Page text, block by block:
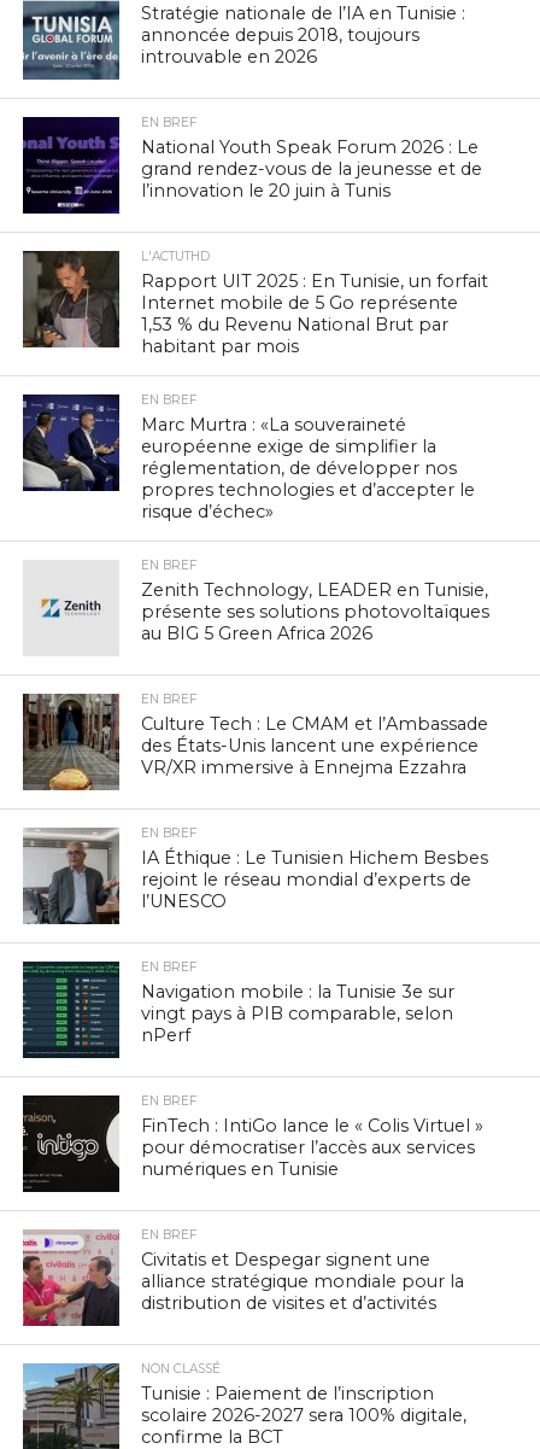
Stratégie nationale de l’IA en Tunisie :
annoncée depuis 2018, toujours
introuvable en 2026
EN BREF
National Youth Speak Forum 2026 : Le
grand rendez-vous de la jeunesse et de
l’innovation le 20 juin à Tunis
L'ACTUTHD
Rapport UIT 2025 : En Tunisie, un forfait
Internet mobile de 5 Go représente
1,53 % du Revenu National Brut par
habitant par mois
EN BREF
Marc Murtra : «La souveraineté
européenne exige de simplifier la
réglementation, de développer nos
propres technologies et d’accepter le
risque d’échec»
EN BREF
Zenith Technology, LEADER en Tunisie,
présente ses solutions photovoltaïques
au BIG 5 Green Africa 2026
EN BREF
Culture Tech : Le CMAM et l’Ambassade
des États-Unis lancent une expérience
VR/XR immersive à Ennejma Ezzahra
EN BREF
IA Éthique : Le Tunisien Hichem Besbes
rejoint le réseau mondial d’experts de
l’UNESCO
EN BREF
Navigation mobile : la Tunisie 3e sur
vingt pays à PIB comparable, selon
nPerf
EN BREF
FinTech : IntiGo lance le « Colis Virtuel »
pour démocratiser l’accès aux services
numériques en Tunisie
EN BREF
Civitatis et Despegar signent une
alliance stratégique mondiale pour la
distribution de visites et d’activités
NON CLASSÉ
Tunisie : Paiement de l’inscription
scolaire 2026-2027 sera 100% digitale,
confirme la BCT